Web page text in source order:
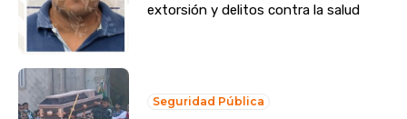
extorsión y delitos contra la salud
Seguridad Pública